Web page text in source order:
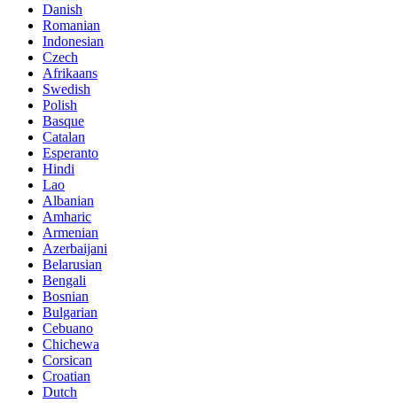
Danish
Romanian
Indonesian
Czech
Afrikaans
Swedish
Polish
Basque
Catalan
Esperanto
Hindi
Lao
Albanian
Amharic
Armenian
Azerbaijani
Belarusian
Bengali
Bosnian
Bulgarian
Cebuano
Chichewa
Corsican
Croatian
Dutch